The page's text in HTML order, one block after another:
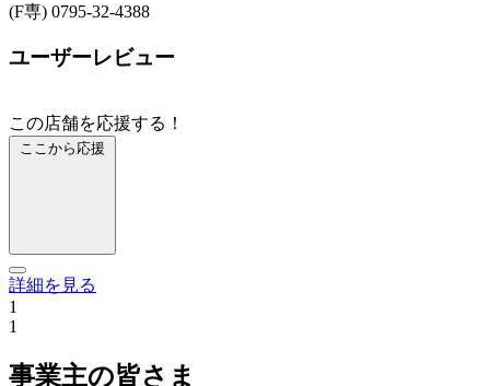
(F専) 0795-32-4388
ユーザーレビュー
この店舗を応援する！
ここから応援
詳細を見る
1
1
事業主の皆さま